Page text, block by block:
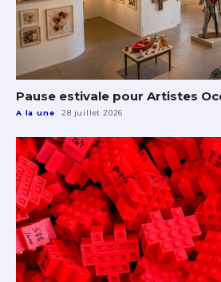
Pause estivale pour Artistes
A la une 28 juillet 2026